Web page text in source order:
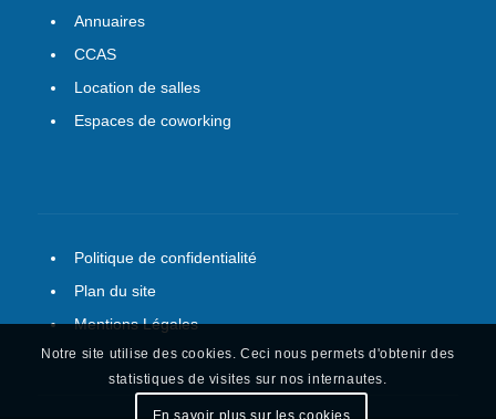
Annuaires
CCAS
Location de salles
Espaces de coworking
Politique de confidentialité
Plan du site
Mentions Légales
Notre site utilise des cookies. Ceci nous permets d'obtenir des
statistiques de visites sur nos internautes.
En savoir plus sur les cookies